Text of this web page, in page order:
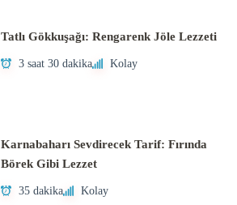
Tatlı Gökkuşağı: Rengarenk Jöle Lezzeti
3 saat 30 dakika Kolay
Karnabaharı Sevdirecek Tarif: Fırında
Börek Gibi Lezzet
35 dakika Kolay